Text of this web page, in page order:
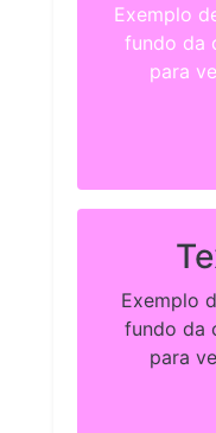
Exemplo
fundo da
para
Exemplo
fundo da
para